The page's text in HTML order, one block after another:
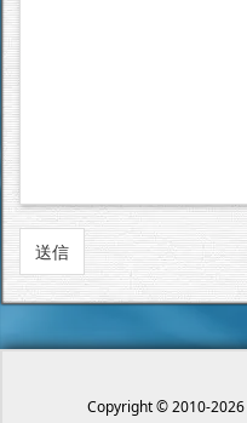
Copyright ©2010-2026